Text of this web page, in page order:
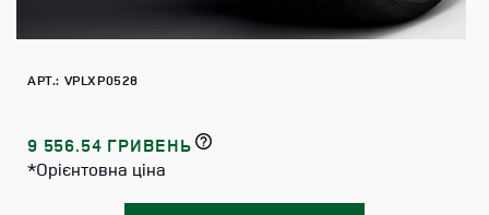
АРТ.: VPLXP0528
9 556.54 ГРИВЕНЬ
*Орієнтовна ціна